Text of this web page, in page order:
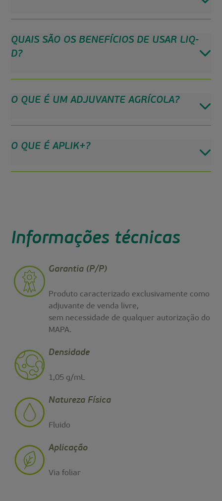
QUAIS SÃO OS BENEFÍCIOS DE USAR LIQ-
D?
O QUE É UM ADJUVANTE AGRÍCOLA?
O QUE É APLIK+?
Informações técnicas
Garantia (P/P)
Produto caracterizado exclusivamente como
adjuvante de venda livre,
sem necessidade de qualquer autorização do
MAPA.
Densidade
1,05 g/mL
Natureza Física
Fluido
Aplicação
Via foliar